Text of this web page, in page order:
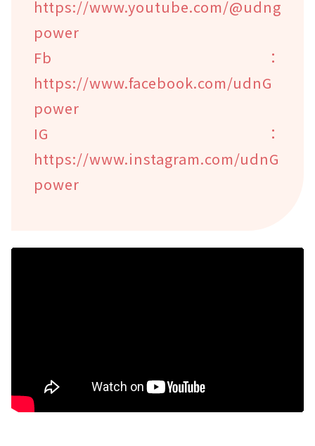
https://www.youtube.com/@udng
power
Fb：
https://www.facebook.com/udnG
power
IG：
https://www.instagram.com/udnG
power